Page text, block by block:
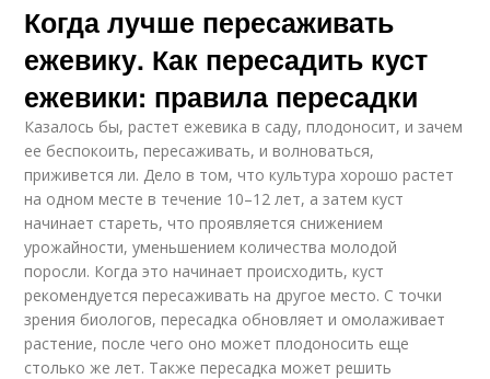
Когда лучше пересаживать
ежевику. Как пересадить куст
ежевики: правила пересадки
Казалось бы, растет ежевика в саду, плодоносит, и зачем
ее беспокоить, пересаживать, и волноваться,
приживется ли. Дело в том, что культура хорошо растет
на одном месте в течение 10–12 лет, а затем куст
начинает стареть, что проявляется снижением
урожайности, уменьшением количества молодой
поросли. Когда это начинает происходить, куст
рекомендуется пересаживать на другое место. С точки
зрения биологов, пересадка обновляет и омолаживает
растение, после чего оно может плодоносить еще
столько же лет. Также пересадка может решить